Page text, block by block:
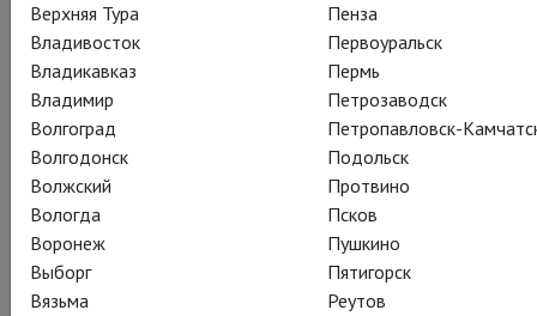
Верхняя Тура
Владивосток
Владикавказ
Владимир
Волгоград
Волгодонск
Волжский
Вологда
Воронеж
Выборг
Вязьма
Пенза
Первоуральск
Пермь
Петрозаводск
Петропавловск-
Подольск
Протвино
Псков
Пушкино
Пятигорск
Реутов